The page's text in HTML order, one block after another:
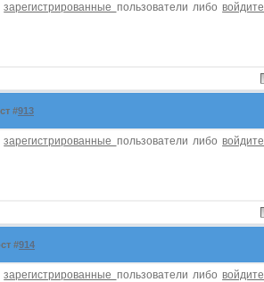
зарегистрированные пользователи либовойдите
#913
зарегистрированные пользователи либовойдите
#914
зарегистрированные пользователи либовойдите